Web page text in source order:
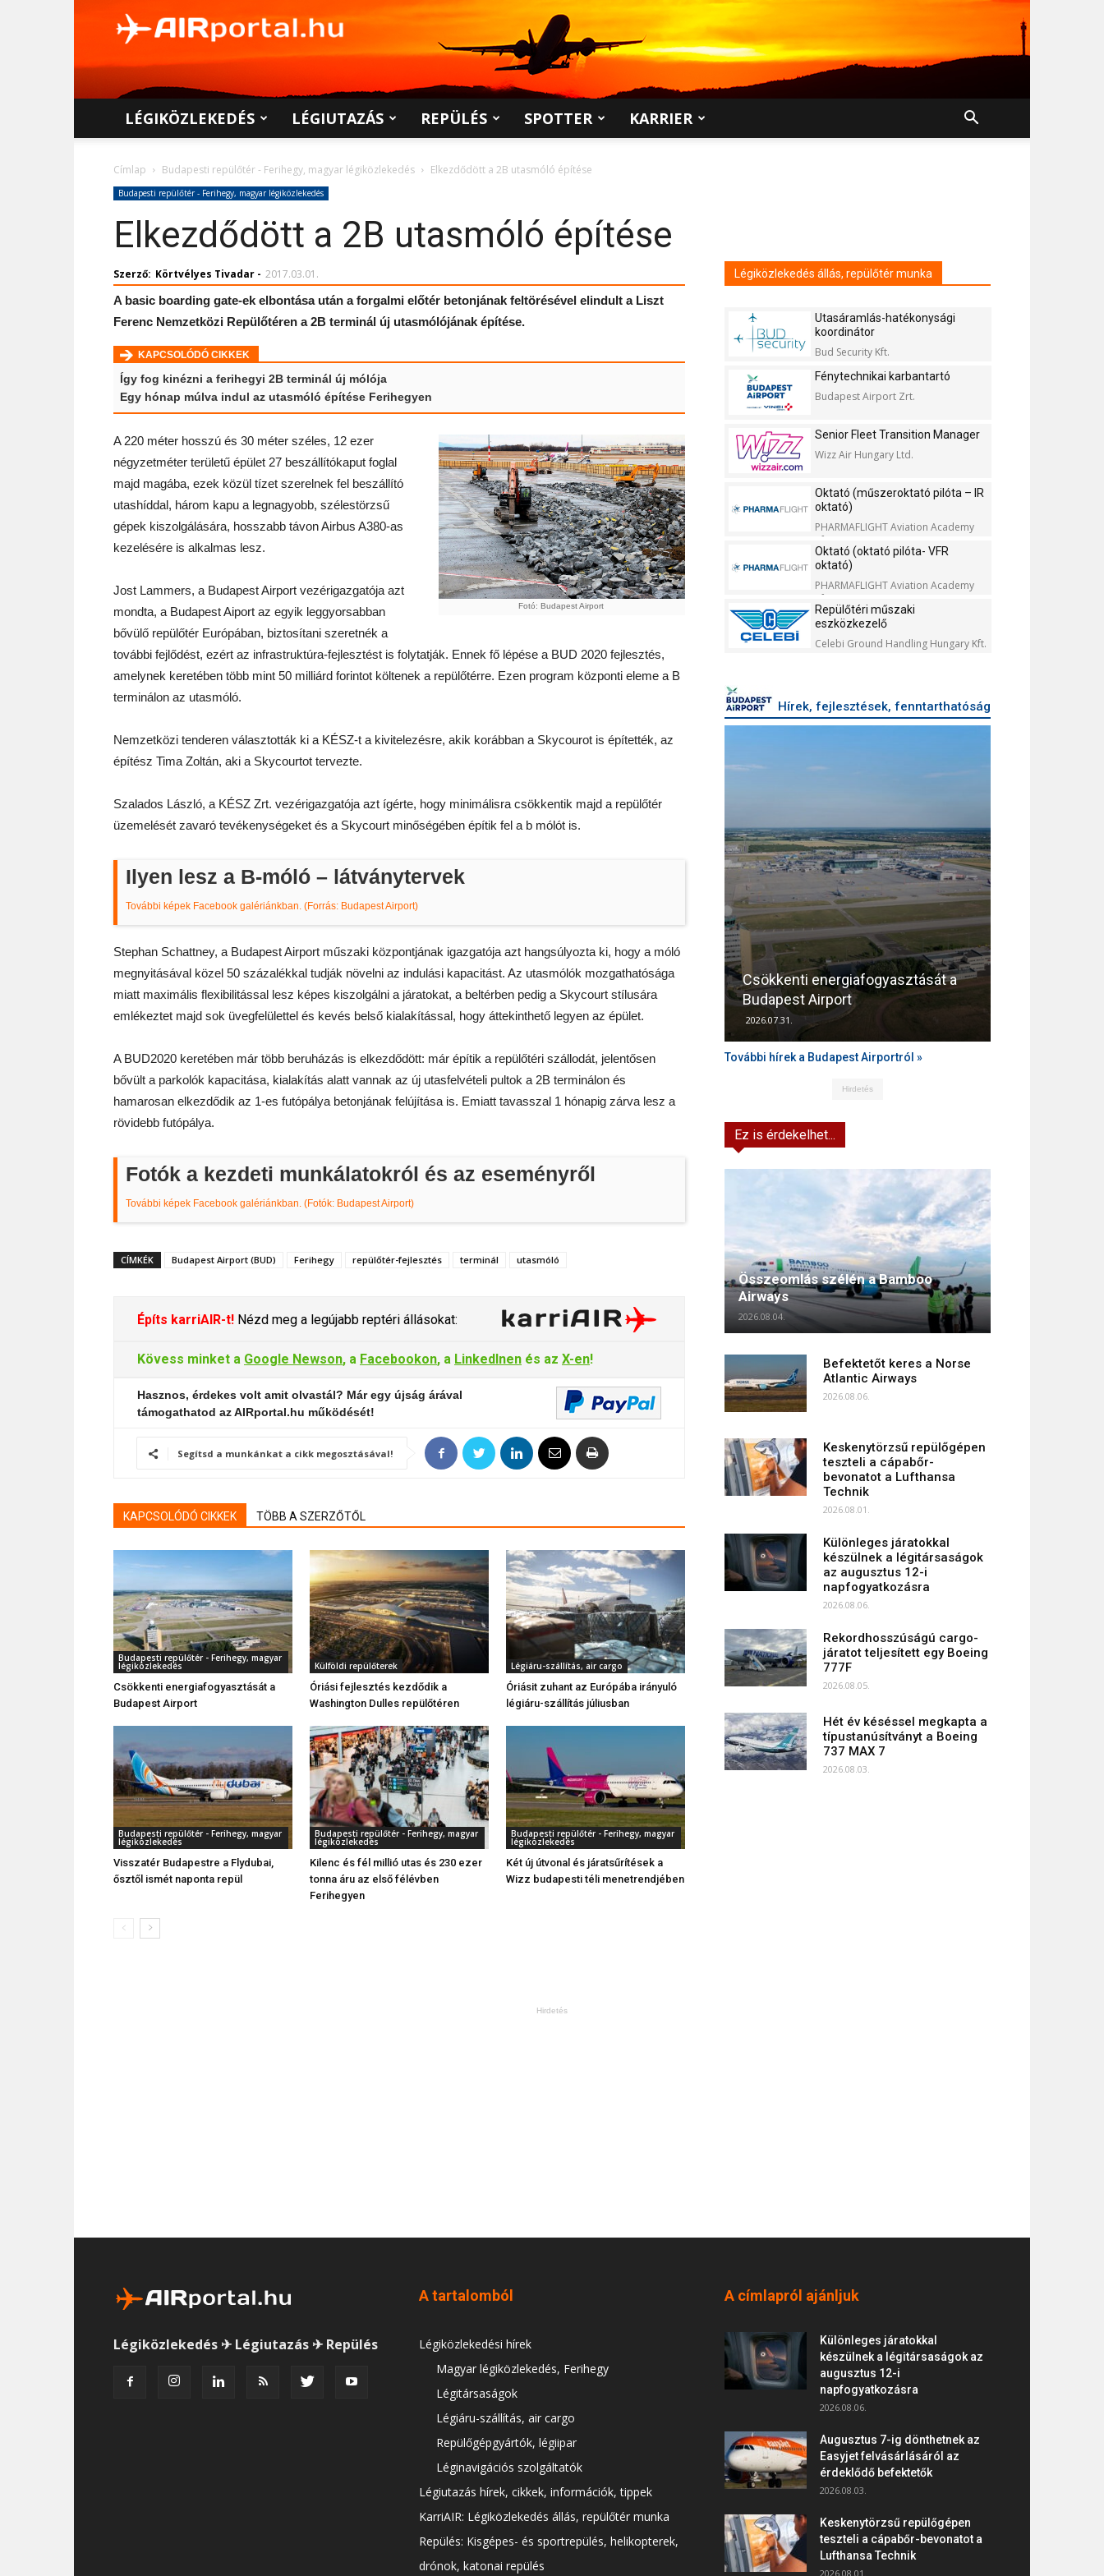
LÉGIKÖZLEKEDÉS LÉGIUTAZÁS REPÜLÉS SPOTTER KARRIER
Címlap Budapesti repülőtér - Ferihegy, magyar légiközlekedés Elkezdődött a 2B utasmóló építése
Budapesti repülőtér - Ferihegy, magyar légiközlekedés
Elkezdődött a 2B utasmóló építése
Szerző: Körtvélyes Tivadar - 2017.03.01.
A basic boarding gate-ek elbontása után a forgalmi előtér betonjának feltörésével elindult a Liszt
Ferenc Nemzetközi Repülőtéren a 2B terminál új utasmólójának építése.
KAPCSOLÓDÓ CIKKEK
Így fog kinézni a ferihegyi 2B terminál új mólója
Egy hónap múlva indul az utasmóló építése Ferihegyen
Fotó: Budapest Airport
A 220 méter hosszú és 30 méter széles, 12 ezer
négyzetméter területű épület 27 beszállítókaput foglal
majd magába, ezek közül tízet szerelnek fel beszállító
utashíddal, három kapu a legnagyobb, szélestörzsű
gépek kiszolgálására, hosszabb távon Airbus A380-as
kezelésére is alkalmas lesz.
Jost Lammers, a Budapest Airport vezérigazgatója azt
mondta, a Budapest Aiport az egyik leggyorsabban
bővülő repülőtér Európában, biztosítani szeretnék a
további fejlődést, ezért az infrastruktúra-fejlesztést is folytatják. Ennek fő lépése a BUD 2020 fejlesztés,
amelynek keretében több mint 50 milliárd forintot költenek a repülőtérre. Ezen program központi eleme a B
terminálon az utasmóló.
Nemzetközi tenderen választották ki a KÉSZ-t a kivitelezésre, akik korábban a Skycourot is építették, az
építész Tima Zoltán, aki a Skycourtot tervezte.
Szalados László, a KÉSZ Zrt. vezérigazgatója azt ígérte, hogy minimálisra csökkentik majd a repülőtér
üzemelését zavaró tevékenységeket és a Skycourt minőségében építik fel a b mólót is.
Ilyen lesz a B-móló – látványtervek
További képek Facebook galériánkban. (Forrás: Budapest Airport)
Stephan Schattney, a Budapest Airport műszaki központjának igazgatója azt hangsúlyozta ki, hogy a móló
megnyitásával közel 50 százalékkal tudják növelni az indulási kapacitást. Az utasmólók mozgathatósága
miatt maximális flexibilitással lesz képes kiszolgálni a járatokat, a beltérben pedig a Skycourt stílusára
emlékeztet majd sok üvegfelülettel és kevés belső kialakítással, hogy áttekinthető legyen az épület.
A BUD2020 keretében már több beruházás is elkezdődött: már építik a repülőtéri szállodát, jelentősen
bővült a parkolók kapacitása, kialakítás alatt vannak az új utasfelvételi pultok a 2B terminálon és
hamarosan elkezdődik az 1-es futópálya betonjának felújítása is. Emiatt tavasszal 1 hónapig zárva lesz a
rövidebb futópálya.
Fotók a kezdeti munkálatokról és az eseményről
További képek Facebook galériánkban. (Fotók: Budapest Airport)
CÍMKÉK Budapest Airport (BUD) Ferihegy repülőtér-fejlesztés terminál utasmóló
Építs karriAIR-t! Nézd meg a legújabb reptéri állásokat:
Kövess minket a Google Newson, a Facebookon, a LinkedInen és az X-en!
Hasznos, érdekes volt amit olvastál? Már egy újság árával
támogathatod az AIRportal.hu működését!
Segítsd a munkánkat a cikk megosztásával!
KAPCSOLÓDÓ CIKKEK TÖBB A SZERZŐTŐL
Budapesti repülőtér - Ferihegy, magyar
légiközlekedés
Csökkenti energiafogyasztását a
Budapest Airport
Külföldi repülőterek
Óriási fejlesztés kezdődik a
Washington Dulles repülőtéren
Légiáru-szállítás, air cargo
Óriásit zuhant az Európába irányuló
légiáru-szállítás júliusban
Budapesti repülőtér - Ferihegy, magyar
légiközlekedés
Visszatér Budapestre a Flydubai,
ősztől ismét naponta repül
Budapesti repülőtér - Ferihegy, magyar
légiközlekedés
Kilenc és fél millió utas és 230 ezer
tonna áru az első félévben
Ferihegyen
Budapesti repülőtér - Ferihegy, magyar
légiközlekedés
Két új útvonal és járatsűrítések a
Wizz budapesti téli menetrendjében
Légiközlekedés állás, repülőtér munka
Utasáramlás-hatékonysági
koordinátor
Bud Security Kft.
Fénytechnikai karbantartó
Budapest Airport Zrt.
Senior Fleet Transition Manager
Wizz Air Hungary Ltd.
Oktató (műszeroktató pilóta – IR
oktató)
PHARMAFLIGHT Aviation Academy
Kft.
Oktató (oktató pilóta- VFR
oktató)
PHARMAFLIGHT Aviation Academy
Kft.
Repülőtéri műszaki
eszközkezelő
Celebi Ground Handling Hungary Kft.
Hírek, fejlesztések, fenntarthatóság
Csökkenti energiafogyasztását a
Budapest Airport
2026.07.31.
További hírek a Budapest Airportról »
Hirdetés
Ez is érdekelhet...
Összeomlás szélén a Bamboo
Airways
2026.08.04.
Befektetőt keres a Norse
Atlantic Airways
2026.08.06.
Keskenytörzsű repülőgépen
teszteli a cápabőr-
bevonatot a Lufthansa
Technik
2026.08.01.
Különleges járatokkal
készülnek a légitársaságok
az augusztus 12-i
napfogyatkozásra
2026.08.06.
Rekordhosszúságú cargo-
járatot teljesített egy Boeing
777F
2026.08.05.
Hét év késéssel megkapta a
típustanúsítványt a Boeing
737 MAX 7
2026.08.03.
Hirdetés
Légiközlekedés ✈ Légiutazás ✈ Repülés
A tartalomból
Légiközlekedési hírek
Magyar légiközlekedés, Ferihegy
Légitársaságok
Légiáru-szállítás, air cargo
Repülőgépgyártók, légiipar
Léginavigációs szolgáltatók
Légiutazás hírek, cikkek, információk, tippek
KarriAIR: Légiközlekedés állás, repülőtér munka
Repülés: Kisgépes- és sportrepülés, helikopterek,
drónok, katonai repülés
A címlapról ajánljuk
Különleges járatokkal
készülnek a légitársaságok az
augusztus 12-i
napfogyatkozásra
2026.08.06.
Augusztus 7-ig dönthetnek az
Easyjet felvásárlásáról az
érdeklődő befektetők
2026.08.03.
Keskenytörzsű repülőgépen
teszteli a cápabőr-bevonatot a
Lufthansa Technik
2026.08.01.